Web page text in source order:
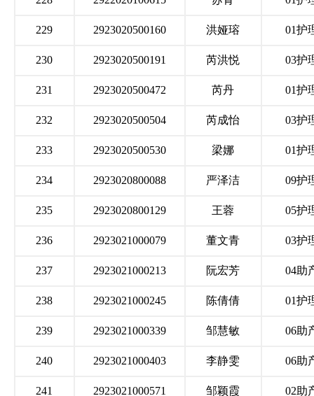
229 2923020500160 洪娅瑢 01护
230 2923020500191 芮洪悦 03护
231 2923020500472 芮丹 01护
232 2923020500504 芮成怡 03护
233 2923020500530 梁娜 01护
234 2923020800088 严泽洁 09护
235 2923020800129 王蓉 05护
236 2923021000079 董文青 03护
237 2923021000213 阮宏芳 04助
238 2923021000245 陈倩倩 01护
239 2923021000339 邹慧敏 06助
240 2923021000403 李静雯 06助
241 2923021000571 邹颖霞 02助